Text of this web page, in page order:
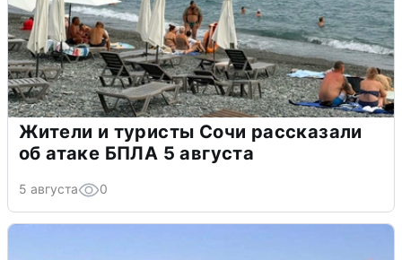
Жители и туристы Сочи рассказали
об атаке БПЛА 5 августа
5 августа 0